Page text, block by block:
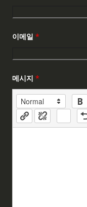
이메일 *
메시지 *